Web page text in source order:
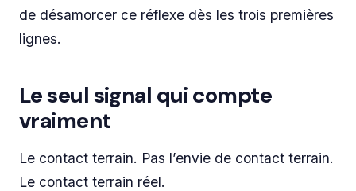
de désamorcer ce réflexe dès les trois premières
lignes.
Le seul signal qui compte
vraiment
Le contact terrain. Pas l’envie de contact terrain.
Le contact terrain réel.